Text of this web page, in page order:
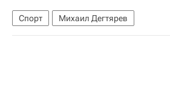
Спорт
Михаил Дегтярев
Касым-Жомарт Токаев
Садыр